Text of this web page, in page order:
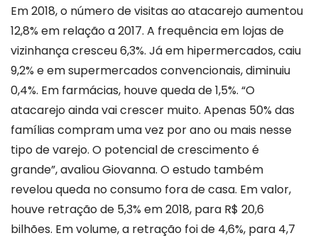
Em 2018, o número de visitas ao atacarejo aumentou
12,8% em relação a 2017. A frequência em lojas de
vizinhança cresceu 6,3%. Já em hipermercados, caiu
9,2% e em supermercados convencionais, diminuiu
0,4%. Em farmácias, houve queda de 1,5%. “O
atacarejo ainda vai crescer muito. Apenas 50% das
famílias compram uma vez por ano ou mais nesse
tipo de varejo. O potencial de crescimento é
grande”, avaliou Giovanna. O estudo também
revelou queda no consumo fora de casa. Em valor,
houve retração de 5,3% em 2018, para R$ 20,6
bilhões. Em volume, a retração foi de 4,6%, para 4,7